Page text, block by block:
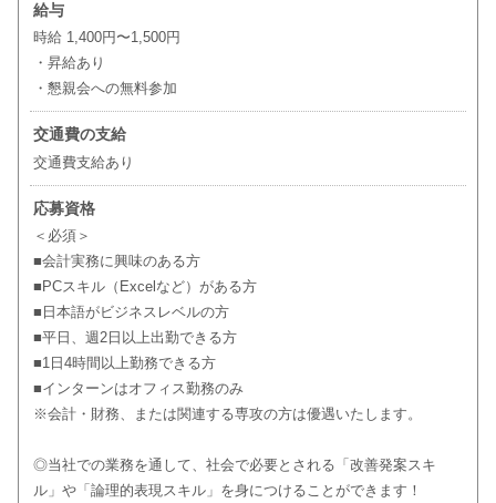
給与
時給 1,400円〜1,500円
・昇給あり
・懇親会への無料参加
交通費の支給
交通費支給あり
応募資格
＜必須＞
■会計実務に興味のある方
■PCスキル（Excelなど）がある方
■日本語がビジネスレベルの方
■平日、週2日以上出勤できる方
■1日4時間以上勤務できる方
■インターンはオフィス勤務のみ
※会計・財務、または関連する専攻の方は優遇いたします。
◎当社での業務を通して、社会で必要とされる「改善発案スキ
ル」や「論理的表現スキル」を身につけることができます！